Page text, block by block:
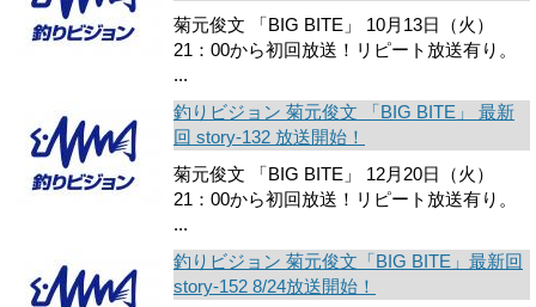
菊元俊文 「BIG BITE」 10月13日（火）
21：00から初回放送！リピート放送有り。
...
釣りビジョン 菊元俊文 「BIG BITE」 最新
回 story-132 放送開始！
菊元俊文 「BIG BITE」 12月20日（火）
21：00から初回放送！リピート放送有り。
...
釣りビジョン 菊元俊文「BIG BITE」最新回
story-152 8/24放送開始！